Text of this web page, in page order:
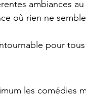
ambiances
où rien ne
pour
les comédies